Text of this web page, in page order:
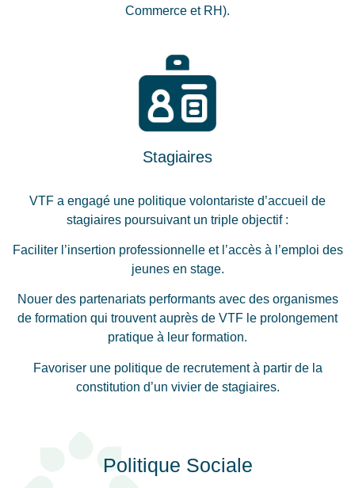
Commerce et RH).
Stagiaires
VTF a engagé une politique volontariste d’accueil de
stagiaires poursuivant un triple objectif :
Faciliter l’insertion professionnelle et l’accès à l’emploi des
jeunes en stage.
Nouer des partenariats performants avec des organismes
de formation qui trouvent auprès de VTF le prolongement
pratique à leur formation.
Favoriser une politique de recrutement à partir de la
constitution d’un vivier de stagiaires.
Politique Sociale